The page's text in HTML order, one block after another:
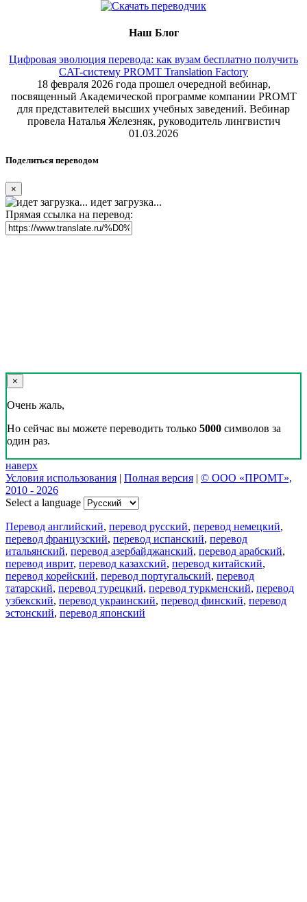
Наш Блог
Цифровая эволюция перевода: как вузам бесплатно получить
CAT-систему PROMT Translation Factory
18 февраля 2026 года прошел очередной вебинар,
посвященный Академической программе компании PROMT
для представителей высших учебных заведений. Вебинар
провела Наталья Железняк, руководитель лингвистич
01.03.2026
Поделиться переводом
×
идет загрузка...
Прямая ссылка на перевод:
×
Очень жаль,
Но сейчас вы можете переводить только 5000 символов за
один раз.
наверх
Условия использования | Полная версия | © ООО «ПРОМТ»,
2010 - 2026
Select a language
Перевод английский, перевод русский, перевод немецкий,
перевод французский, перевод испанский, перевод
итальянский, перевод азербайджанский, перевод арабский,
перевод иврит, перевод казахский, перевод китайский,
перевод корейский, перевод португальский, перевод
татарский, перевод турецкий, перевод туркменский, перевод
узбекский, перевод украинский, перевод финский, перевод
эстонский, перевод японский